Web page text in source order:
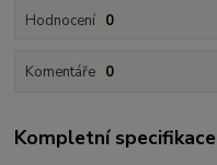
Hodnocení 0
Komentáře 0
Kompletní specifikace